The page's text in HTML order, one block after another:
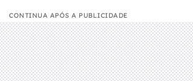
CONTINUA APÓS A PUBLICIDADE